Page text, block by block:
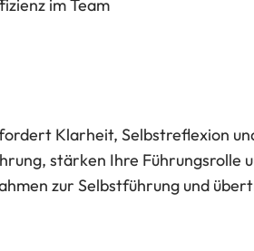
im Team
Klarheit, Selbstreflexion
stärken Ihre
zur Selbstführung und